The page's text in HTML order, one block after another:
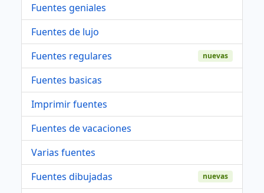
Fuentes geniales
Fuentes de lujo
Fuentes regulares
nuevas
Fuentes basicas
Imprimir fuentes
Fuentes de vacaciones
Varias fuentes
Fuentes dibujadas
nuevas